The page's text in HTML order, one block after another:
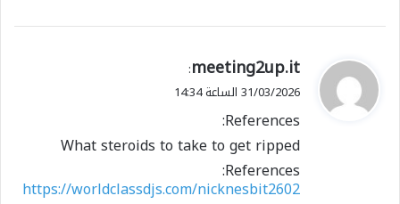
ي
ق
ل
meeting2up.it
:
31/03/2026 الساعة 14:34
References:
What steroids to take to get ripped
References:
https://worldclassdjs.com/nicknesbit2602